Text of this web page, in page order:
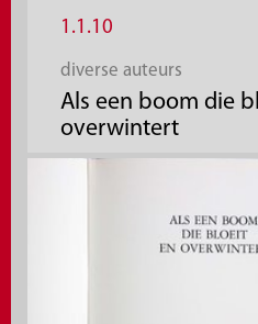
1.1.10
diverse auteurs
Als een boom die
overwintert